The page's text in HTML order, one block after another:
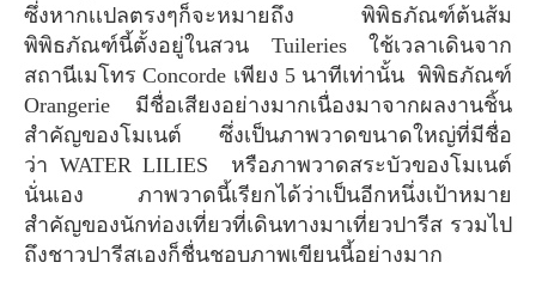
ซึ่งหากเเปลตรงๆก็จะหมายถึง พิพิธภัณฑ์ต้นส้ม
พิพิธภัณฑ์นี้ตั้งอยู่ในสวน Tuileries ใช้เวลาเดินจาก
สถานีเมโทร Concorde เพียง 5 นาทีเท่านั้น พิพิธภัณฑ์
Orangerie มีชื่อเสียงอย่างมากเนื่องมาจากผลงานชิ้น
สำคัญของโมเนต์ ซึ่งเป็นภาพวาดขนาดใหญ่ที่มีชื่อ
ว่า WATER LILIES หรือภาพวาดสระบัวของโมเนต์
นั่นเอง ภาพวาดนี้เรียกได้ว่าเป็นอีกหนึ่งเป้าหมาย
สำคัญของนักท่องเที่ยวที่เดินทางมาเที่ยวปารีส รวมไป
ถึงชาวปารีสเองก็ชื่นชอบภาพเขียนนี้อย่างมาก